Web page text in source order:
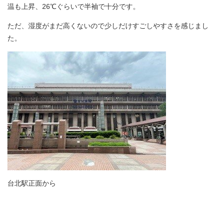
温も上昇、26℃ぐらいで半袖で十分です。
ただ、湿度がまだ高くないので少しだけすごしやすさを感じまし
た。
台北駅正面から